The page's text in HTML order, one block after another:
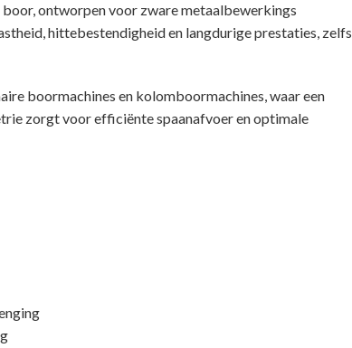
ontworpen voor zware metaalbewerkings
hittebestendigheid en langdurige prestaties, zelfs
boormachines en kolomboormachines, waar een
zorgt voor efficiënte spaanafvoer en optimale